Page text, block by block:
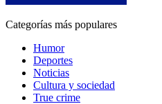
Categorías más populares
Humor
Deportes
Noticias
Cultura y sociedad
True crime